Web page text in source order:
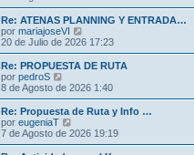
e
e
s
a
j
e
m
o
m
e
s
j
e
r
ú
l
t
m
o
m
e
s
j
e
Re: ATENAS PLANNING Y ENTRADA…
por mariajoseVI
e
r
ú
t
m
o
m
e
20 de Julio de 2026 17:23
Re: PROPUESTA DE RUTA
por pedroS
e
r
ú
l
t
m
8 de Agosto de 2026 1:40
Re: Propuesta de Ruta y Info …
por eugeniaT
e
r
7 de Agosto de 2026 19:19